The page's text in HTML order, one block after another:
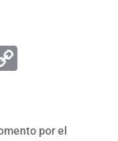
Copy
por el